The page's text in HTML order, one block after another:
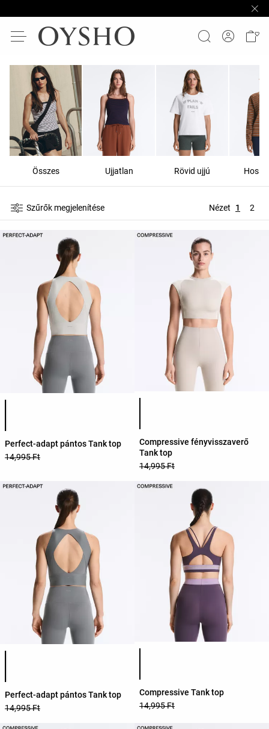
Összes Ujjatlan Rövid ujjú
Szűrők megjelenítése Nézet 1 2
Perfect-adapt pántos Tank top
14,995 Ft
Termékszínek listája
Compressive fényvisszaverő
Tank top
14,995 Ft
Termékszínek listája
Perfect-adapt pántos Tank top
14,995 Ft
Compressive Tank top
14,995 Ft